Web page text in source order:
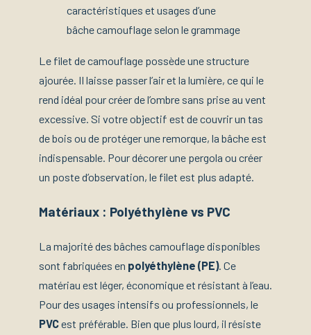
caractéristiques et usages d’une
bâche camouflage selon le grammage
Le filet de camouflage possède une structure
ajourée. Il laisse passer l’air et la lumière, ce qui le
rend idéal pour créer de l’ombre sans prise au vent
excessive. Si votre objectif est de couvrir un tas
de bois ou de protéger une remorque, la bâche est
indispensable. Pour décorer une pergola ou créer
un poste d’observation, le filet est plus adapté.
Matériaux : Polyéthylène vs PVC
La majorité des bâches camouflage disponibles
sont fabriquées en polyéthylène (PE). Ce
matériau est léger, économique et résistant à l’eau.
Pour des usages intensifs ou professionnels, le
PVCest préférable. Bien que plus lourd, il résiste